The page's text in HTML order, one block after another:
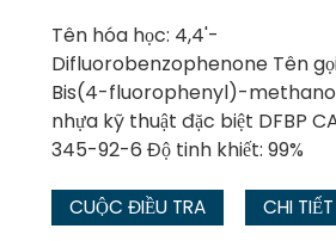
Tên hóa học: 4,4'-
Difluorobenzophenone Tên
Bis(4-fluorophenyl)-
nhựa kỹ thuật đặc biệt DFBP
345-92-6 Độ tinh khiết: 99%
CUỘC ĐIỀU TRA CHI TIẾT